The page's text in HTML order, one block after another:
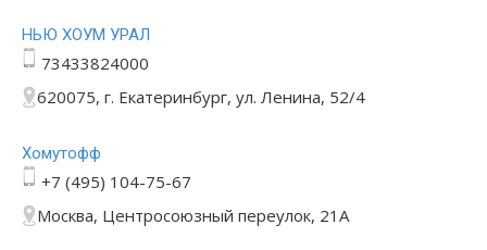
НЬЮ ХОУМ УРАЛ
73433824000
620075, г. Екатеринбург, ул. Ленина, 52/4
Хомутофф
+7 (495) 104-75-67
Москва, Центросоюзный переулок, 21А